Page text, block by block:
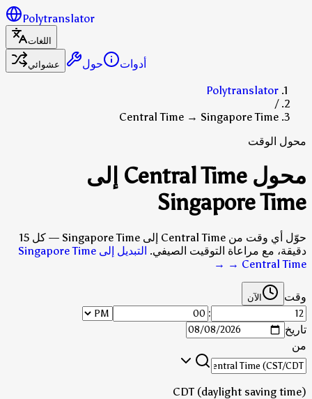
Polytranslator
اللغات
عشوائي
أدوات
حول
Polytranslator
/
Central Time → Singapore Time
محول الوقت
محول Central Time إلى
Singapore Time
حوّل أي وقت من Central Time إلى Singapore Time — كل 15
دقيقة، مع مراعاة التوقيت الصيفي.
التبديل إلى Singapore Time
→ Central Time
→
وقت الآن
:
تاريخ
من
CDT (daylight saving time)